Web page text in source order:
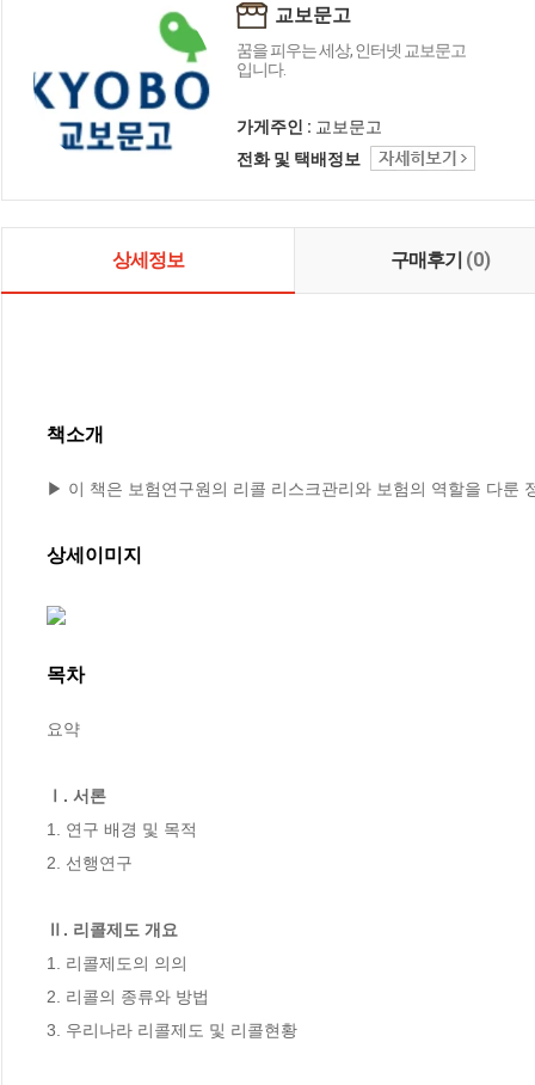
교보문고
꿈을 피우는 세상, 인터넷 교보문고
입니다.
가게주인 : 교보문고
전화 및 택배정보
상세정보 구매후기 (0)
책소개
▶ 이 책은 보험연구원의 리콜 리스크관리와 보험의 역할을 다룬
상세이미지
목차
요약
Ⅰ. 서론
1. 연구 배경 및 목적
2. 선행연구
Ⅱ. 리콜제도 개요
1. 리콜제도의 의의
2. 리콜의 종류와 방법
3. 우리나라 리콜제도 및 리콜현황